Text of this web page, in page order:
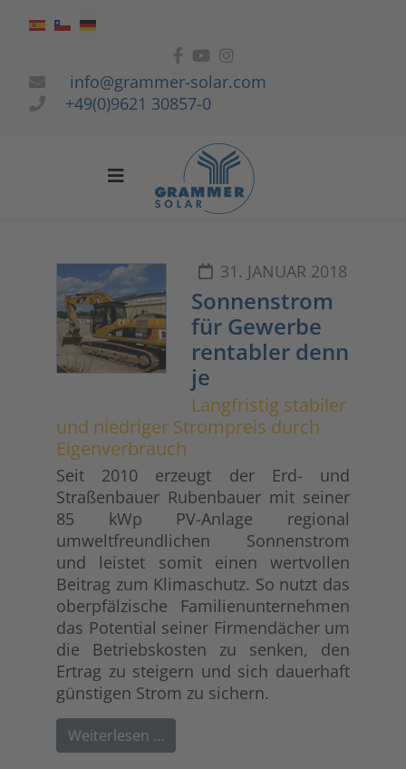
Sprache auswählen
info@grammer-solar.com
+49(0)9621 30857-0
31. JANUAR 2018
Sonnenstrom
für Gewerbe
rentabler denn
je
Langfristig stabiler
und niedriger Strompreis durch
Eigenverbrauch
Seit 2010 erzeugt der Erd- und
Straßenbauer Rubenbauer mit seiner
85 kWp PV-Anlage regional
umweltfreundlichen Sonnenstrom
und leistet somit einen wertvollen
Beitrag zum Klimaschutz. So nutzt das
oberpfälzische Familienunternehmen
das Potential seiner Firmendächer um
die Betriebskosten zu senken, den
Ertrag zu steigern und sich dauerhaft
günstigen Strom zu sichern.
Weiterlesen …